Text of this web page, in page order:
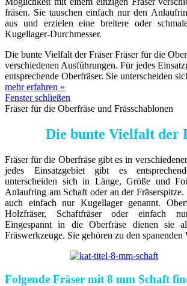
fräsen. Sie tauschen einfach nur den
aus und erzielen eine breitere oder
Kugellager-Durchmesser.
Die bunte Vielfalt der Fräser Fräser für die
verschiedenen Ausführungen. Für jedes
entsprechende Oberfräser. Sie unterscheiden
mehr erfahren »
Fenster schließen
Fräser für die Oberfräse und Frässchablonen
Die bunte Vielfalt der
Fräser für die Oberfräse gibt es in
jedes Einsatzgebiet gibt es
unterscheiden sich in Länge, Größe und
Anlaufring am Schaft oder an der
auch einfach nur Kugellager genannt.
Holzfräser, Schaftfräser oder einfach
Eingespannt in die Oberfräse dienen sie
Fräswerkzeuge. Sie gehören zu den spanenden
Folgende Fräser mit 8 mm Schaft